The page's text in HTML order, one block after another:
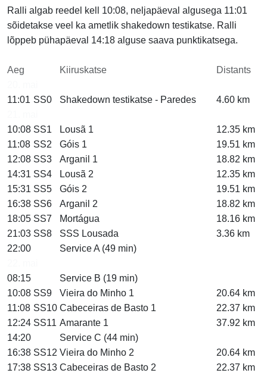
Ralli algab reedel kell 10:08, neljapäeval algusega 11:01
sõidetakse veel ka ametlik shakedown testikatse. Ralli
lõppeb pühapäeval 14:18 alguse saava punktikatsega.
Aeg Kiiruskatse
Distants
11:01 SS0 Shakedown testikatse - Paredes
4.60 km
10:08 SS1 Lousã 1
12.35 km
11:08 SS2 Góis 1
19.51 km
12:08 SS3 Arganil 1
18.82 km
14:31 SS4 Lousã 2
12.35 km
15:31 SS5 Góis 2
19.51 km
16:38 SS6 Arganil 2
18.82 km
18:05 SS7 Mortágua
18.16 km
21:03 SS8 SSS Lousada
3.36 km
22:00
Service A (49 min)
08:15
Service B (19 min)
10:08 SS9 Vieira do Minho 1
20.64 km
11:08 SS10 Cabeceiras de Basto 1
22.37 km
12:24 SS11 Amarante 1
37.92 km
14:20
Service C (44 min)
16:38 SS12 Vieira do Minho 2
20.64 km
17:38 SS13 Cabeceiras de Basto 2
22.37 km